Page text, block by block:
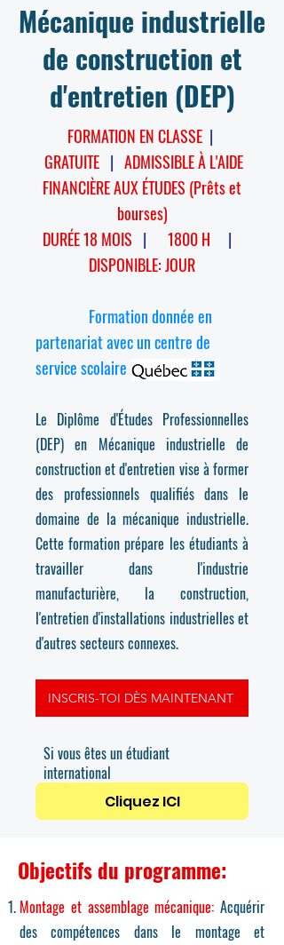
Mécanique industrielle
de construction et
d'entretien (DEP)
FORMATION EN CLASSE |
GRATUITE | ADMISSIBLE À L'AIDE
FINANCIÈRE AUX ÉTUDES (Prêts et
bourses)
DURÉE 18 MOIS | 1800 H |
DISPONIBLE:JOUR
Formation donnée en
partenariat avec un centre de
service scolaire
Le Diplôme d'Études Professionnelles
(DEP) en Mécanique industrielle de
construction et d'entretien vise à former
des professionnels qualifiés dans le
domaine de la mécanique industrielle.
Cette formation prépare les étudiants à
travailler dans l'industrie
manufacturière, la construction,
l'entretien d'installations industrielles et
d'autres secteurs connexes.
INSCRIS-TOI DÈS MAINTENANT
Si vous êtes un étudiant
international
Cliquez ICI
Objectifs du programme:
Montage et assemblage mécanique: Acquérir
des compétences dans le montage et